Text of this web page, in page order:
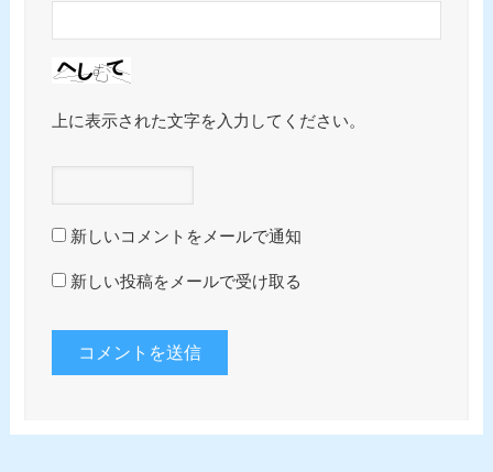
上に表示された文字を入力してください。
新しいコメントをメールで通知
新しい投稿をメールで受け取る